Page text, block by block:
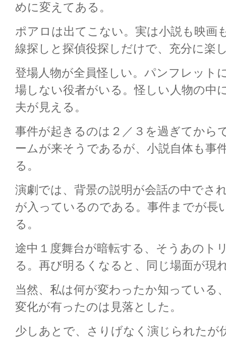
めに変えてある。
ポアロは出てこない。実は小説も映画
線探しと探偵役探しだけで、充分に楽
登場人物が全員怪しい。パンフレット
場しない役者がいる。怪しい人物の中
夫が見える。
事件が起きるのは２／３を過ぎてから
ームが来そうであるが、小説自体も事
る。
演劇では、背景の説明が会話の中でさ
が入っているのである。事件までが長
る。
途中１度舞台が暗転する、そうあのト
る。再び明るくなると、同じ場面が現
当然、私は何が変わったか知っている
変化が有ったのは見落とした。
少しあとで、さりげなく演じられたが